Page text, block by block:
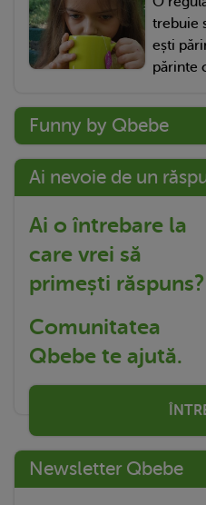
trebuie
ești
părinte
Funny by Qbebe
Ai nevoie de un
Ai o întrebare la
care vrei să
primești răspuns?
Comunitatea
Qbebe te ajută.
Newsletter Qbebe